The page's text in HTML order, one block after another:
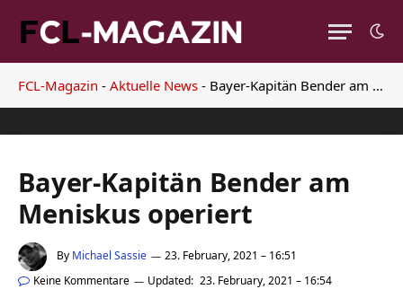
FCL-Magazin - Aktuelle News - Bayer-Kapitän Bender am Meniskus operiert
Bayer-Kapitän Bender am
Meniskus operiert
By Michael Sassie
23. February, 2021 – 16:51
Keine Kommentare
Updated: 23. February, 2021 – 16:54